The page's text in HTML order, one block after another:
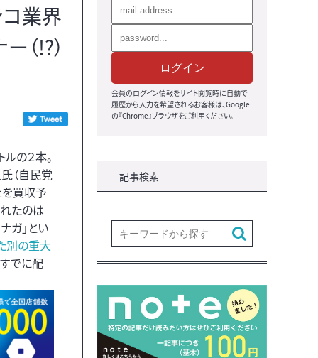
業界
（!?）
の２本。
（自民党
を買収予
たのは
ガ」とい
別の重大
でに配
ログイン
会員のログイン情報をサイト閲覧時に自動で
履歴から入力を希望されるお客様は、Google
の『Chrome』ブラウザをご利用ください。
記事検索